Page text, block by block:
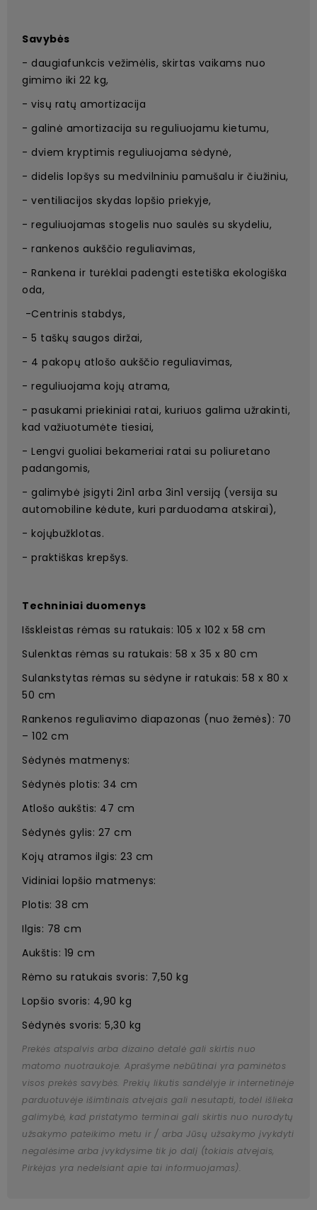
Savybės
- daugiafunkcis vežimėlis, skirtas vaikams nuo
gimimo iki 22 kg,
- visų ratų amortizacija
- galinė amortizacija su reguliuojamu kietumu,
- dviem kryptimis reguliuojama sėdynė,
- didelis lopšys su medvilniniu pamušalu ir čiužiniu,
- ventiliacijos skydas lopšio priekyje,
- reguliuojamas stogelis nuo saulės su skydeliu,
- rankenos aukščio reguliavimas,
- Rankena ir turėklai padengti estetiška ekologiška
oda,
-Centrinis stabdys,
- 5 taškų saugos diržai,
- 4 pakopų atlošo aukščio reguliavimas,
- reguliuojama kojų atrama,
- pasukami priekiniai ratai, kuriuos galima užrakinti,
kad važiuotumėte tiesiai,
- Lengvi guoliai bekameriai ratai su poliuretano
padangomis,
- galimybė įsigyti 2in1 arba 3in1 versiją (versija su
automobiline kėdute, kuri parduodama atskirai),
- kojųbužklotas.
- praktiškas krepšys.
Techniniai duomenys
Išskleistas rėmas su ratukais: 105 x 102 x 58 cm
Sulenktas rėmas su ratukais: 58 x 35 x 80 cm
Sulankstytas rėmas su sėdyne ir ratukais: 58 x 80 x
50 cm
Rankenos reguliavimo diapazonas (nuo žemės): 70
– 102 cm
Sėdynės matmenys:
Sėdynės plotis: 34 cm
Atlošo aukštis: 47 cm
Sėdynės gylis: 27 cm
Kojų atramos ilgis: 23 cm
Vidiniai lopšio matmenys:
Plotis: 38 cm
Ilgis: 78 cm
Aukštis: 19 cm
Rėmo su ratukais svoris: 7,50 kg
Lopšio svoris: 4,90 kg
Sėdynės svoris: 5,30 kg
Prekės atspalvis arba dizaino detalė gali skirtis nuo
matomo nuotraukoje. Aprašyme nebūtinai yra paminėtos
visos prekės savybės. Prekių likutis sandėlyje ir internetinėje
parduotuvėje išimtinais atvejais gali nesutapti, todėl išlieka
galimybė, kad pristatymo terminai gali skirtis nuo nurodytų
užsakymo pateikimo metu ir / arba Jūsų užsakymo įvykdyti
negalėsime arba įvykdysime tik jo dalį (tokiais atvejais,
Pirkėjas yra nedelsiant apie tai informuojamas).